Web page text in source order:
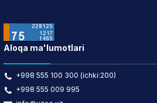
Aloqa ma'lumotlari
+998 555 100 300 (ichki:200)
+998 555 009 995